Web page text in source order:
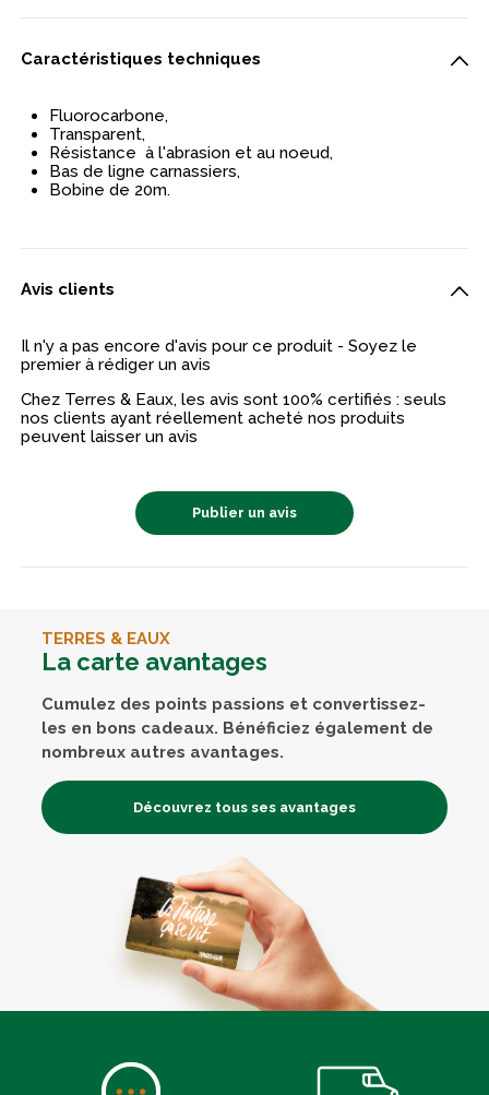
Caractéristiques techniques
Fluorocarbone,
Transparent,
Résistance à l'abrasion et au noeud,
Bas de ligne carnassiers,
Bobine de 20m.
Avis clients
Il n'y a pas encore d'avis pour ce produit - Soyez le
premier à rédiger un avis
Chez Terres & Eaux, les avis sont 100% certifiés : seuls
nos clients ayant réellement acheté nos produits
peuvent laisser un avis
Publier un avis
TERRES & EAUX
La carte avantages
Cumulez des points passions et convertissez-
les en bons cadeaux. Bénéficiez également de
nombreux autres avantages.
Découvrez tous ses avantages